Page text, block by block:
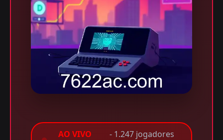
AO VIVO
- 1.247 jogadores